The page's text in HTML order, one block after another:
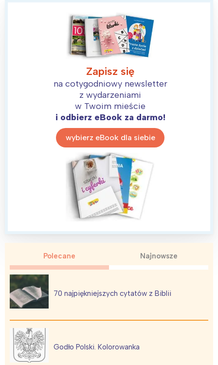
Zapisz się
na cotygodniowy newsletter
z wydarzeniami
w Twoim mieście
i odbierz eBook za darmo!
wybierz eBook dla siebie
Polecane Najnowsze
70 najpiękniejszych cytatów z Biblii
Godło Polski. Kolorowanka